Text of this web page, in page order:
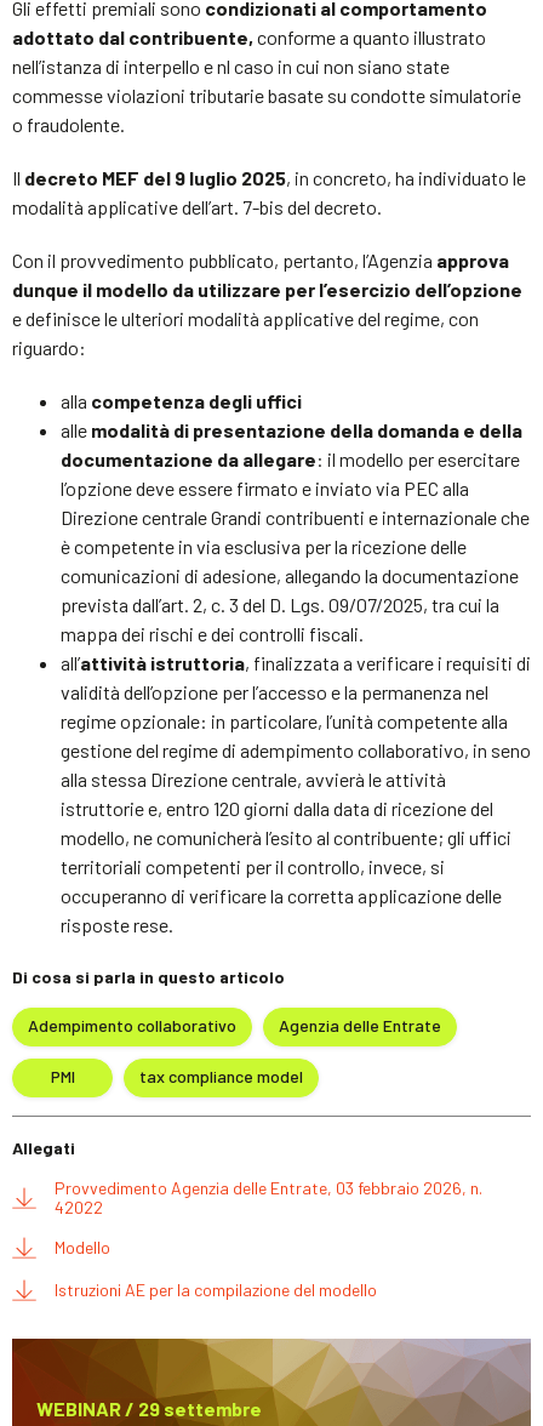
Gli effetti premiali sono condizionati al comportamento
adottato dal contribuente, conforme a quanto illustrato
nell’istanza di interpello e nl caso in cui non siano state
commesse violazioni tributarie basate su condotte simulatorie
o fraudolente.
Il decreto MEF del 9 luglio 2025, in concreto, ha individuato le
modalità applicative dell’art. 7-bis del decreto.
Con il provvedimento pubblicato, pertanto, l’Agenzia approva
dunque il modello da utilizzare per l’esercizio dell’opzione
e definisce le ulteriori modalità applicative del regime, con
riguardo:
alla competenza degli uffici
alle modalità di presentazione della domanda e della
documentazione da allegare: il modello per esercitare
l’opzione deve essere firmato e inviato via PEC alla
Direzione centrale Grandi contribuenti e internazionale che
è competente in via esclusiva per la ricezione delle
comunicazioni di adesione, allegando la documentazione
prevista dall’art. 2, c. 3 del D. Lgs. 09/07/2025, tra cui la
mappa dei rischi e dei controlli fiscali.
all’attività istruttoria, finalizzata a verificare i requisiti di
validità dell’opzione per l’accesso e la permanenza nel
regime opzionale: in particolare, l’unità competente alla
gestione del regime di adempimento collaborativo, in seno
alla stessa Direzione centrale, avvierà le attività
istruttorie e, entro 120 giorni dalla data di ricezione del
modello, ne comunicherà l’esito al contribuente; gli uffici
territoriali competenti per il controllo, invece, si
occuperanno di verificare la corretta applicazione delle
risposte rese.
Di cosa si parla in questo articolo
Adempimento collaborativo Agenzia delle Entrate
PMI tax compliance model
Allegati
Provvedimento Agenzia delle Entrate, 03 febbraio 2026, n.
42022
Modello
Istruzioni AE per la compilazione del modello
WEBINAR / 29 settembre